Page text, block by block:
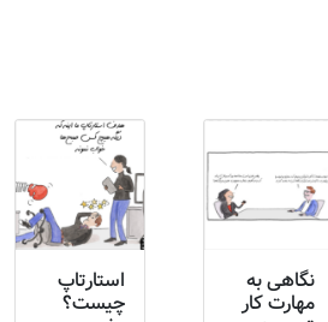
نگاهی به
مهارت کار
استارتاپ
چیست؟